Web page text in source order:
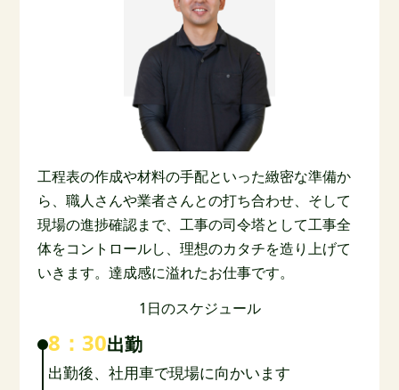
工程表の作成や材料の手配といった緻密な準備か
ら、職人さんや業者さんとの打ち合わせ、そして
現場の進捗確認まで、工事の司令塔として工事全
体をコントロールし、理想のカタチを造り上げて
いきます。達成感に溢れたお仕事です。
1日のスケジュール
8：30出勤
出勤後、社用車で現場に向かいます